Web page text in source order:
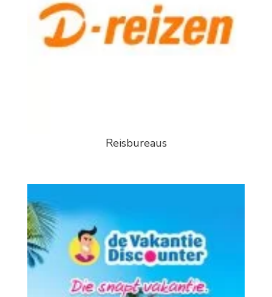
Reisbureaus